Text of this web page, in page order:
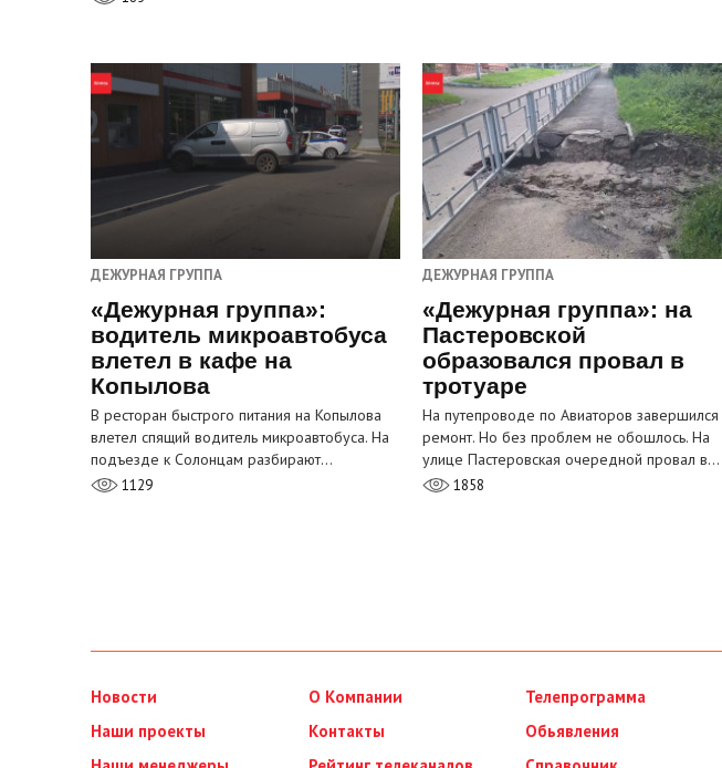
ДЕЖУРНАЯ ГРУППА
«Дежурная группа»:
водитель микроавтобуса
влетел в кафе на
Копылова
В ресторан быстрого питания на Копылова
влетел спящий водитель микроавтобуса. На
подъезде к Солонцам разбирают…
1129
ДЕЖУРНАЯ ГРУППА
«Дежурная группа»: на
Пастеровской
образовался провал в
тротуаре
На путепроводе по Авиаторов завершился
ремонт. Но без проблем не обошлось. На
улице Пастеровская очередной провал в…
1858
Новости
Наши проекты
О Компании
Контакты
Телепрограмма
Обьявления